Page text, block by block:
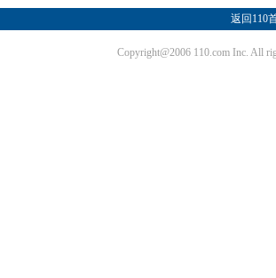
返回110
Copyright@2006 110.com Inc. All